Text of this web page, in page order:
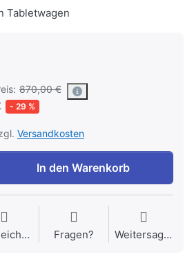
Tabletwagen
870,00 €
- 29 %
Versandkosten
In den Warenkorb
Vergleichen Fragen? Weitersagen